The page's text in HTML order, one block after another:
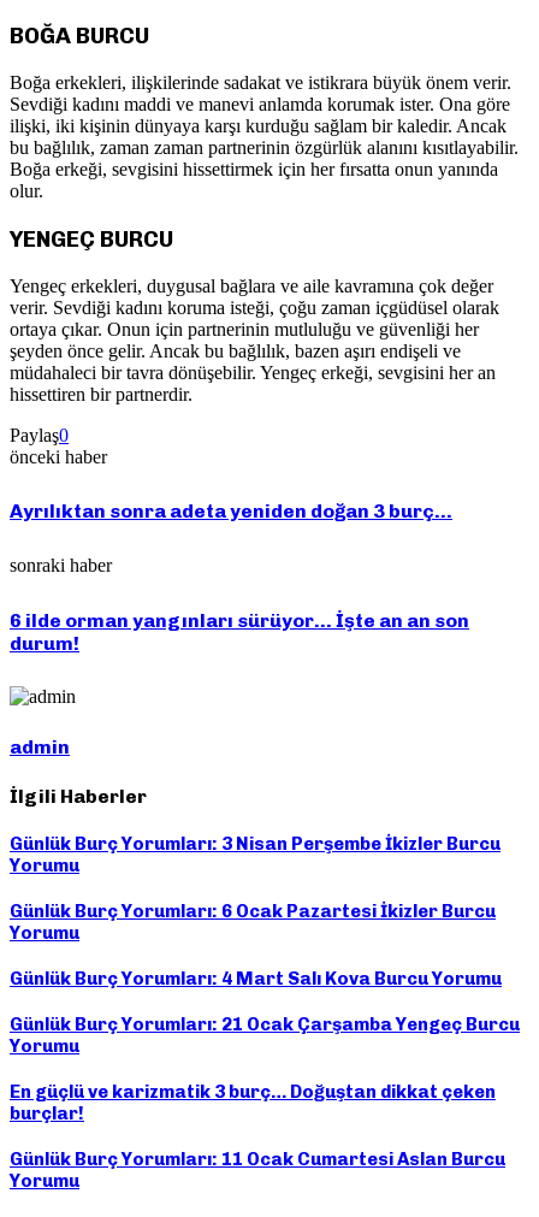
BOĞA BURCU
Boğa erkekleri, ilişkilerinde sadakat ve istikrara büyük önem verir.
Sevdiği kadını maddi ve manevi anlamda korumak ister. Ona göre
ilişki, iki kişinin dünyaya karşı kurduğu sağlam bir kaledir. Ancak
bu bağlılık, zaman zaman partnerinin özgürlük alanını kısıtlayabilir.
Boğa erkeği, sevgisini hissettirmek için her fırsatta onun yanında
olur.
YENGEÇ BURCU
Yengeç erkekleri, duygusal bağlara ve aile kavramına çok değer
verir. Sevdiği kadını koruma isteği, çoğu zaman içgüdüsel olarak
ortaya çıkar. Onun için partnerinin mutluluğu ve güvenliği her
şeyden önce gelir. Ancak bu bağlılık, bazen aşırı endişeli ve
müdahaleci bir tavra dönüşebilir. Yengeç erkeği, sevgisini her an
hissettiren bir partnerdir.
Paylaş0
önceki haber
Ayrılıktan sonra adeta yeniden doğan 3 burç…
sonraki haber
6 ilde orman yangınları sürüyor… İşte an an son
durum!
admin
İlgili Haberler
Günlük Burç Yorumları: 3 Nisan Perşembe İkizler Burcu
Yorumu
Günlük Burç Yorumları: 6 Ocak Pazartesi İkizler Burcu
Yorumu
Günlük Burç Yorumları: 4 Mart Salı Kova Burcu Yorumu
Günlük Burç Yorumları: 21 Ocak Çarşamba Yengeç Burcu
Yorumu
En güçlü ve karizmatik 3 burç… Doğuştan dikkat çeken
burçlar!
Günlük Burç Yorumları: 11 Ocak Cumartesi Aslan Burcu
Yorumu